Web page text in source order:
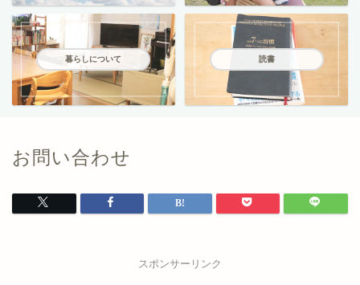
暮らしについて 読書
お問い合わせ
スポンサーリンク